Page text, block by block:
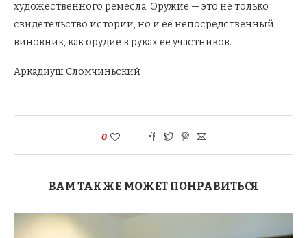
художественного ремесла. Оружие — это не только
свидетельство истории, но и ее непосредственный
виновник, как орудие в руках ее участников.
Аркадиуш Сломчиньский
0
ВАМ ТАКЖЕ МОЖЕТ ПОНРАВИТЬСЯ